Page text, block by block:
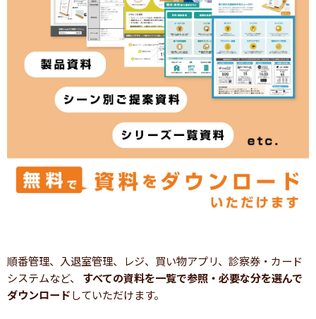
順番管理、入退室管理、レジ、買い物アプリ、診察券・カード
システムなど、 すべての資料を一覧で参照・必要な分を選んで
ダウンロードしていただけます。